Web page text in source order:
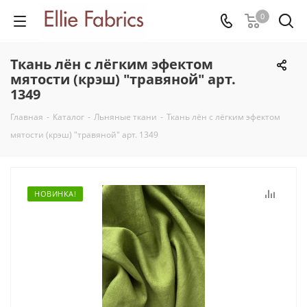
0
Ткань лён с лёгким эфектом
мятости (крэш) "травяной" арт.
1349
Главная - Каталог - Льняные ткани - Ткань лён с лёгким эфектом
мятости (крэш) "травяной" арт. 1349
НОВИНКА!